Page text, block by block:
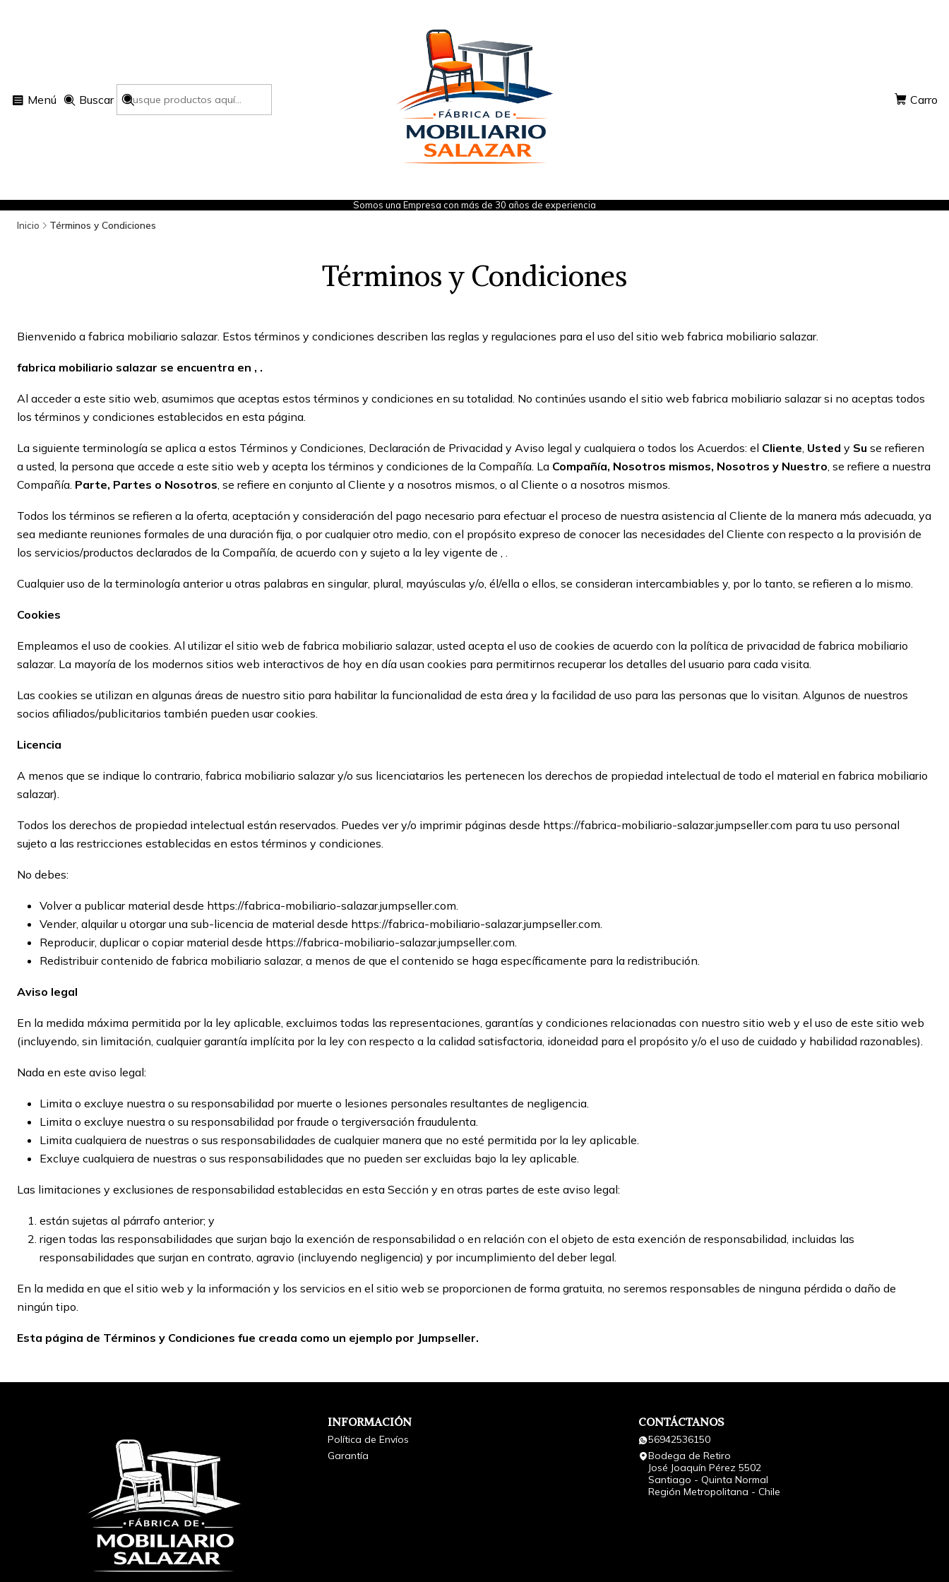
Menú Buscar Carro
Somos una Empresa con más de 30 años de experiencia
Inicio Términos y Condiciones
Términos y Condiciones
Bienvenido a fabrica mobiliario salazar. Estos términos y condiciones describen las reglas y regulaciones para el uso del sitio web fabrica mobiliario salazar.
fabrica mobiliario salazar se encuentra en , .
Al acceder a este sitio web, asumimos que aceptas estos términos y condiciones en su totalidad. No continúes usando el sitio web fabrica mobiliario salazar si no aceptas todos
los términos y condiciones establecidos en esta página.
La siguiente terminología se aplica a estos Términos y Condiciones, Declaración de Privacidad y Aviso legal y cualquiera o todos los Acuerdos: el Cliente Usted y Su se refieren
a usted, la persona que accede a este sitio web y acepta los términos y condiciones de la Compañía. La Compañía, Nosotros mismos, Nosotros y Nuestro , se refiere a nuestra
Compañía. Parte, Partes o Nosotros , se refiere en conjunto al Cliente y a nosotros mismos, o al Cliente o a nosotros mismos.
Todos los términos se refieren a la oferta, aceptación y consideración del pago necesario para efectuar el proceso de nuestra asistencia al Cliente de la manera más adecuada, ya
sea mediante reuniones formales de una duración fija, o por cualquier otro medio, con el propósito expreso de conocer las necesidades del Cliente con respecto a la provisión de
los servicios/productos declarados de la Compañía, de acuerdo con y sujeto a la ley vigente de , .
Cualquier uso de la terminología anterior u otras palabras en singular, plural, mayúsculas y/o, él/ella o ellos, se consideran intercambiables y, por lo tanto, se refieren a lo mismo.
Cookies
Empleamos el uso de cookies. Al utilizar el sitio web de fabrica mobiliario salazar, usted acepta el uso de cookies de acuerdo con la política de privacidad de fabrica mobiliario
salazar. La mayoría de los modernos sitios web interactivos de hoy en día usan cookies para permitirnos recuperar los detalles del usuario para cada visita.
Las cookies se utilizan en algunas áreas de nuestro sitio para habilitar la funcionalidad de esta área y la facilidad de uso para las personas que lo visitan. Algunos de nuestros
socios afiliados/publicitarios también pueden usar cookies.
Licencia
A menos que se indique lo contrario, fabrica mobiliario salazar y/o sus licenciatarios les pertenecen los derechos de propiedad intelectual de todo el material en fabrica mobiliario
salazar).
Todos los derechos de propiedad intelectual están reservados. Puedes ver y/o imprimir páginas desde https://fabrica-mobiliario-salazar.jumpseller.com para tu uso personal
sujeto a las restricciones establecidas en estos términos y condiciones.
No debes:
Volver a publicar material desde https://fabrica-mobiliario-salazar.jumpseller.com.
Vender, alquilar u otorgar una sub-licencia de material desde https://fabrica-mobiliario-salazar.jumpseller.com.
Reproducir, duplicar o copiar material desde https://fabrica-mobiliario-salazar.jumpseller.com.
Redistribuir contenido de fabrica mobiliario salazar, a menos de que el contenido se haga específicamente para la redistribución.
Aviso legal
En la medida máxima permitida por la ley aplicable, excluimos todas las representaciones, garantías y condiciones relacionadas con nuestro sitio web y el uso de este sitio web
(incluyendo, sin limitación, cualquier garantía implícita por la ley con respecto a la calidad satisfactoria, idoneidad para el propósito y/o el uso de cuidado y habilidad razonables).
Nada en este aviso legal:
Limita o excluye nuestra o su responsabilidad por muerte o lesiones personales resultantes de negligencia.
Limita o excluye nuestra o su responsabilidad por fraude o tergiversación fraudulenta.
Limita cualquiera de nuestras o sus responsabilidades de cualquier manera que no esté permitida por la ley aplicable.
Excluye cualquiera de nuestras o sus responsabilidades que no pueden ser excluidas bajo la ley aplicable.
Las limitaciones y exclusiones de responsabilidad establecidas en esta Sección y en otras partes de este aviso legal:
están sujetas al párrafo anterior; y
rigen todas las responsabilidades que surjan bajo la exención de responsabilidad o en relación con el objeto de esta exención de responsabilidad, incluidas las
responsabilidades que surjan en contrato, agravio (incluyendo negligencia) y por incumplimiento del deber legal.
En la medida en que el sitio web y la información y los servicios en el sitio web se proporcionen de forma gratuita, no seremos responsables de ninguna pérdida o daño de
ningún tipo.
Esta página de Términos y Condiciones fue creada como un ejemplo por Jumpseller.
INFORMACIÓN
Política de Envíos
Garantía
CONTÁCTANOS
56942536150
Bodega de Retiro
José Joaquín Pérez 5502
Santiago - Quinta Normal
Región Metropolitana - Chile